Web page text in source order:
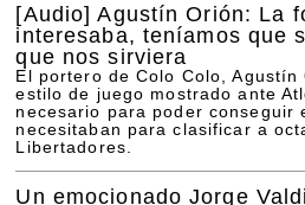
[Audio] Agustín Orión: La
interesaba, teníamos que
que nos sirviera
El portero de Colo Colo, Agustín
estilo de juego mostrado ante
necesario para poder conseguir
necesitaban para clasificar a
Libertadores.
Un emocionado Jorge